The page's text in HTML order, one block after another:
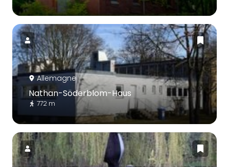
Allemagne
Nathan-Söderblom-Haus
772 m